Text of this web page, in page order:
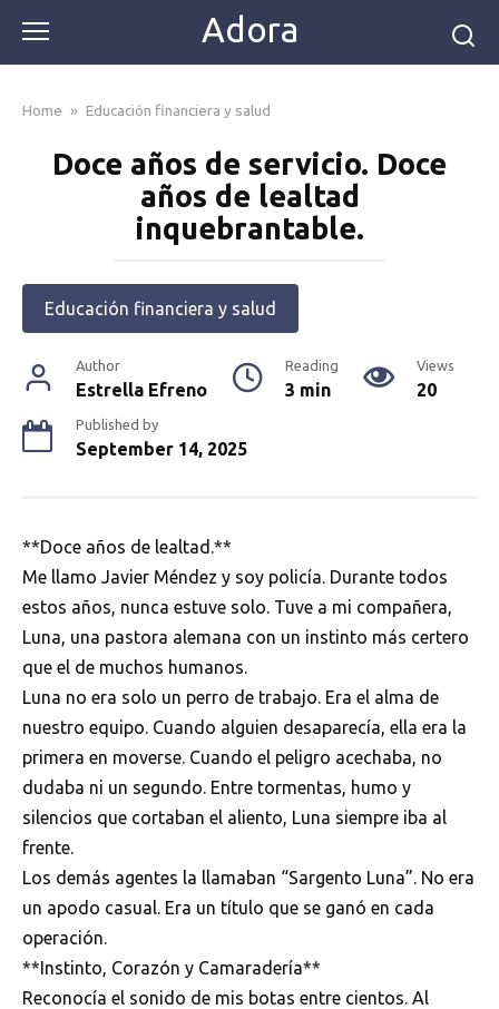
content
Adora
Home » Educación financiera y salud
Doce años de servicio. Doce
años de lealtad
inquebrantable.
Educación financiera y salud
Author
Estrella Efreno
Reading
3 min
Views
20
Published by
September 14, 2025
**Doce años de lealtad.**
Me llamo Javier Méndez y soy policía. Durante todos
estos años, nunca estuve solo. Tuve a mi compañera,
Luna, una pastora alemana con un instinto más certero
que el de muchos humanos.
Luna no era solo un perro de trabajo. Era el alma de
nuestro equipo. Cuando alguien desaparecía, ella era la
primera en moverse. Cuando el peligro acechaba, no
dudaba ni un segundo. Entre tormentas, humo y
silencios que cortaban el aliento, Luna siempre iba al
frente.
Los demás agentes la llamaban “Sargento Luna”. No era
un apodo casual. Era un título que se ganó en cada
operación.
**Instinto, Corazón y Camaradería**
Reconocía el sonido de mis botas entre cientos. Al